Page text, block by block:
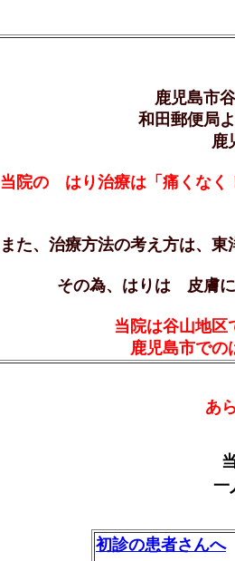
鹿児島市
和田郵便局
鹿
当院の はり治療は「痛くなく
また、治療方法の考え方は、
その為、はりは 皮膚に
当院は谷山地区
鹿児島市での
あ
一
初診の患者さんへ